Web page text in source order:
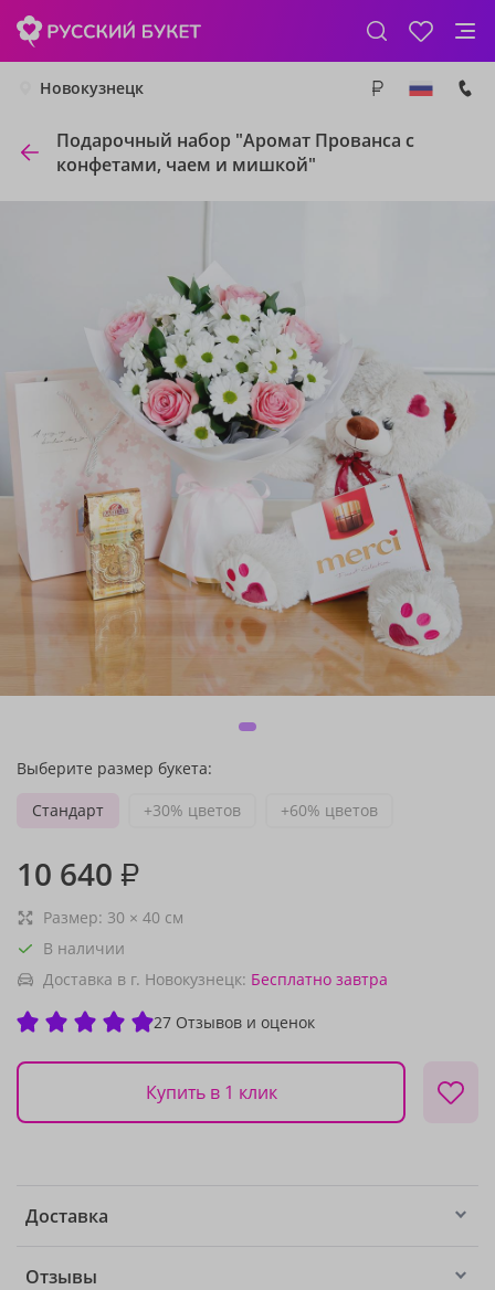
Новокузнецк
Подарочный набор "Аромат Прованса с
конфетами, чаем и мишкой"
Выберите размер букета:
Стандарт
+30% цветов +60% цветов
10 640 ₽
Размер: 30 × 40 см
В наличии
Доставка в г. Новокузнецк: Бесплатно завтра
27 Отзывов и оценок
Купить в 1 клик
Доставка
Отзывы